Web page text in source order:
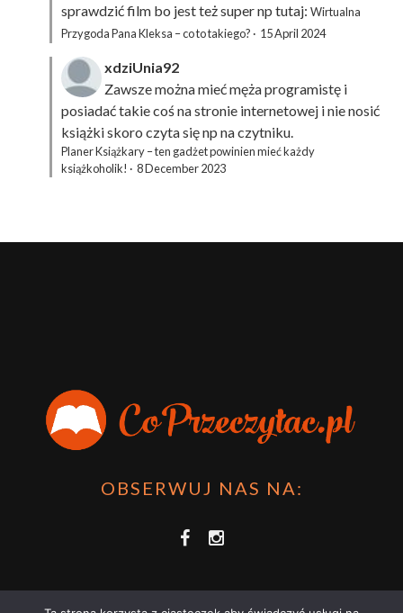
sprawdzić film bo jest też super np tutaj: Wirtualna
Przygoda Pana Kleksa – co to takiego? · 15 April 2024
xdziUnia92
Zawsze można mieć męża programistę i
posiadać takie coś na stronie internetowej i nie nosić
książki skoro czyta się np na czytniku.
Planer Książkary – ten gadżet powinien mieć każdy
książkoholik! · 8 December 2023
OBSERWUJ NAS NA: